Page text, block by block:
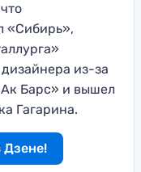
«Сибирь»,
из-за
Барс» и вышел
Гагарина.
Дзене!